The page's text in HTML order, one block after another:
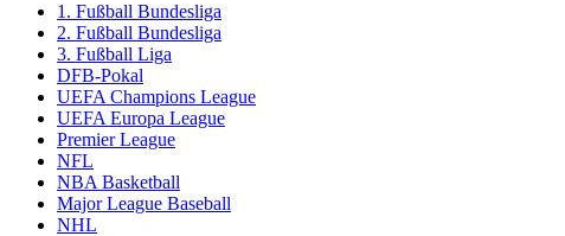
1. Fußball Bundesliga
2. Fußball Bundesliga
3. Fußball Liga
DFB-Pokal
UEFA Champions League
UEFA Europa League
Premier League
NFL
NBA Basketball
Major League Baseball
NHL